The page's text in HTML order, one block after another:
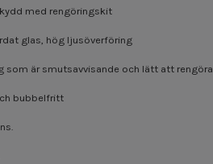
med rengöringskit
glas, hög ljusöverföring
som är smutsavvisande och lätt att rengöra
bubbelfritt